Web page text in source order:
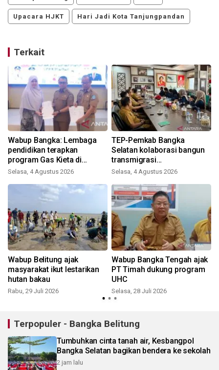
Upacara HJKT Hari Jadi Kota Tanjungpandan
Terkait
Wabup Bangka: Lembaga
pendidikan terapkan
program Gas Kieta di
sekolah
Selasa, 4 Agustus 2026
TEP-Pemkab Bangka
Selatan kolaborasi bangun
transmigrasi
Batubetumpang berbasis
Selasa, 4 Agustus 2026
Wabup Belitung ajak
masyarakat ikut lestarikan
hutan bakau
Rabu, 29 Juli 2026
Wabup Bangka Tengah ajak
PT Timah dukung program
UHC
Selasa, 28 Juli 2026
Terpopuler - Bangka Belitung
Tumbuhkan cinta tanah air, Kesbangpol
Bangka Selatan bagikan bendera ke sekolah
2 jam lalu